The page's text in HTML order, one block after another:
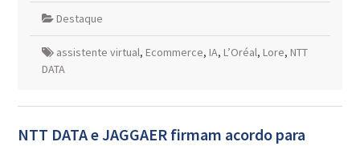
Destaque
assistente virtual, Ecommerce, IA, L’Oréal, Lore, NTT
DATA
NTT DATA e JAGGAER firmam acordo para